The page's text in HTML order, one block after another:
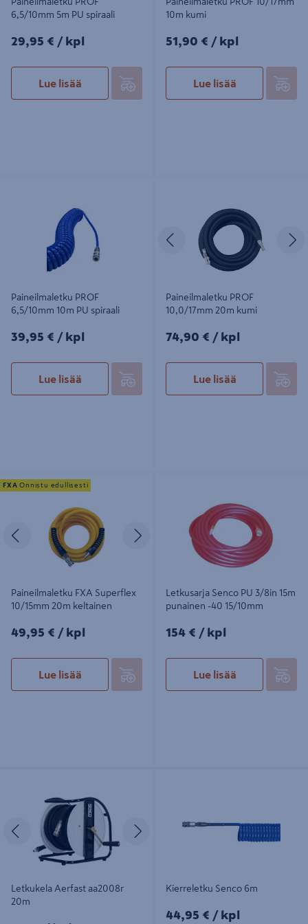
6,5/10mm 5m PU spiraali
29,95€/kpl
29,95 € / kpl
Lue lisää
10m kumi
51,90€/kpl
51,90 € / kpl
Lue lisää
Paineilmaletku PROF
6,5/10mm 10m PU spiraali
39,95€/kpl
39,95 € / kpl
Lue lisää
Edellinen
Paineilmaletku PROF
10,0/17mm 20m kumi
74,90€/kpl
74,90 € / kpl
Lue lisää
Paineilmaletku FXA Superflex
10/15mm 20m keltainen
Edellinen
Paineilmaletku FXA Superflex
10/15mm 20m keltainen
49,95€/kpl
49,95 € / kpl
Lue lisää
FXA Onnistu edullisesti
Letkusarja Senco PU 3/8in 15m
punainen -40 15/10mm
154€/kpl
154 € / kpl
Lue lisää
Edellinen Seuraava
Letkukela Aerfast aa2008r
20m
Kierreletku Senco 6m
44,95€/kpl
44,95 € / kpl